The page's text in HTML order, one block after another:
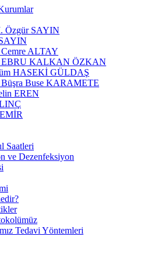
Özgür SAYIN
ALTAY
EBRU KALKAN ÖZKAN
HASEKİ GÜLDAŞ
Buse KARAMETE
EREN
Saatleri
ve Dezenfeksiyon
Tedavi Yöntemleri